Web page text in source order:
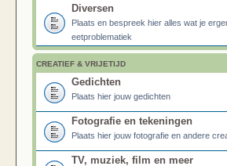
Diversen
Plaats en bespreek hier alles wat je
eetproblematiek
CREATIEF & VRIJETIJD
Gedichten
Plaats hier jouw gedichten
Fotografie en tekeningen
Plaats hier jouw fotografie en andere
TV, muziek, film en meer